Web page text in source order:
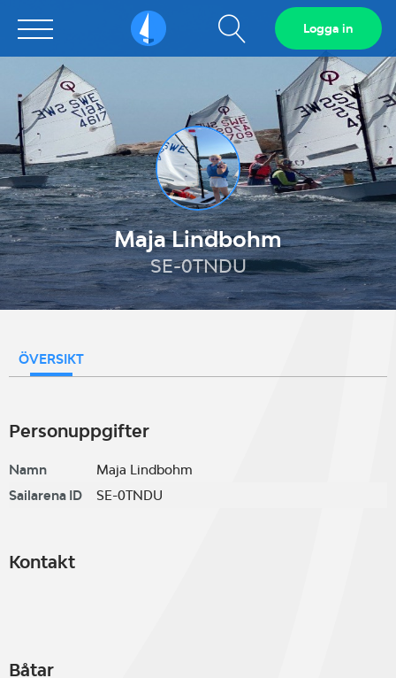
Sailarena Visa
sökfält
Logga in
Maja Lindbohm
SE-0TNDU
ÖVERSIKT
Personuppgifter
Namn
Maja Lindbohm
Sailarena ID
SE-0TNDU
Kontakt
Båtar